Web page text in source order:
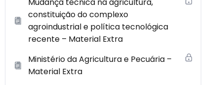
constituição do complexo
agroindustrial e política tecnológica
recente – Material Extra
Ministério da Agricultura e Pecuária –
Material Extra